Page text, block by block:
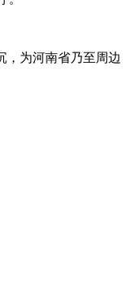
为河南省乃至周边